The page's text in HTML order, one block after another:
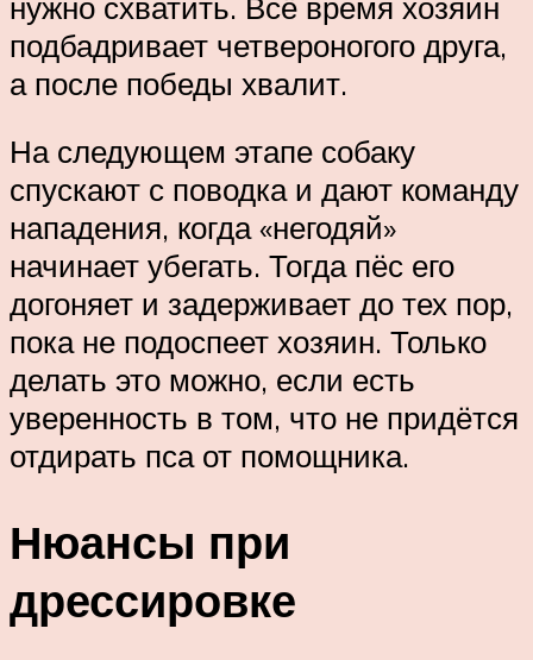
подбадривает четвероногого друга,
а после победы хвалит.
На следующем этапе собаку
спускают с поводка и дают команду
нападения, когда «негодяй»
начинает убегать. Тогда пёс его
догоняет и задерживает до тех пор,
пока не подоспеет хозяин. Только
делать это можно, если есть
уверенность в том, что не придётся
отдирать пса от помощника.
Нюансы при
дрессировке